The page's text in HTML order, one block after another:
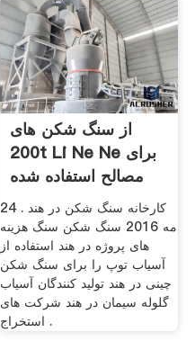
از سنگ شکن های
200t Li Ne Ne برای
مصالح استفاده شده
استکارخانه سنگ شکن در هند . 24
مه 2016 سنگ شکن سنگ هزینه
های پروژه در هند استفاده از
آسیاب توپ را برای سنگ شکن
چینی در هند تولید کنندگان آسیاب
گلوله سیمان در هند شرکت های
استخراج .